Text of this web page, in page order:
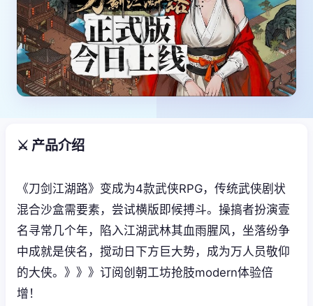
⚔️ 产品介绍
《刀剑江湖路》变成为4款武侠RPG，传统武侠剧状
混合沙盒需要素，尝试横版即候搏斗。操搞者扮演壹
名寻常几个年，陷入江湖武林其血雨腥风，坐落纷争
中成就是侠名，搅动日下方巨大势，成为万人员敬仰
的大侠。》》》订阅创朝工坊抢肢modern体验倍
增！